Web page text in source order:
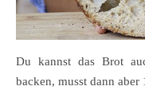
Du kannst das Brot
backen, musst dann